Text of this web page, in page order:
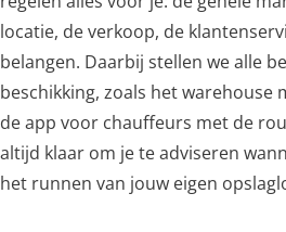
locatie, de verkoop, de
belangen. Daarbij stellen we alle
beschikking, zoals het warehouse
de app voor chauffeurs met de
altijd klaar om je te adviseren
het runnen van jouw eigen